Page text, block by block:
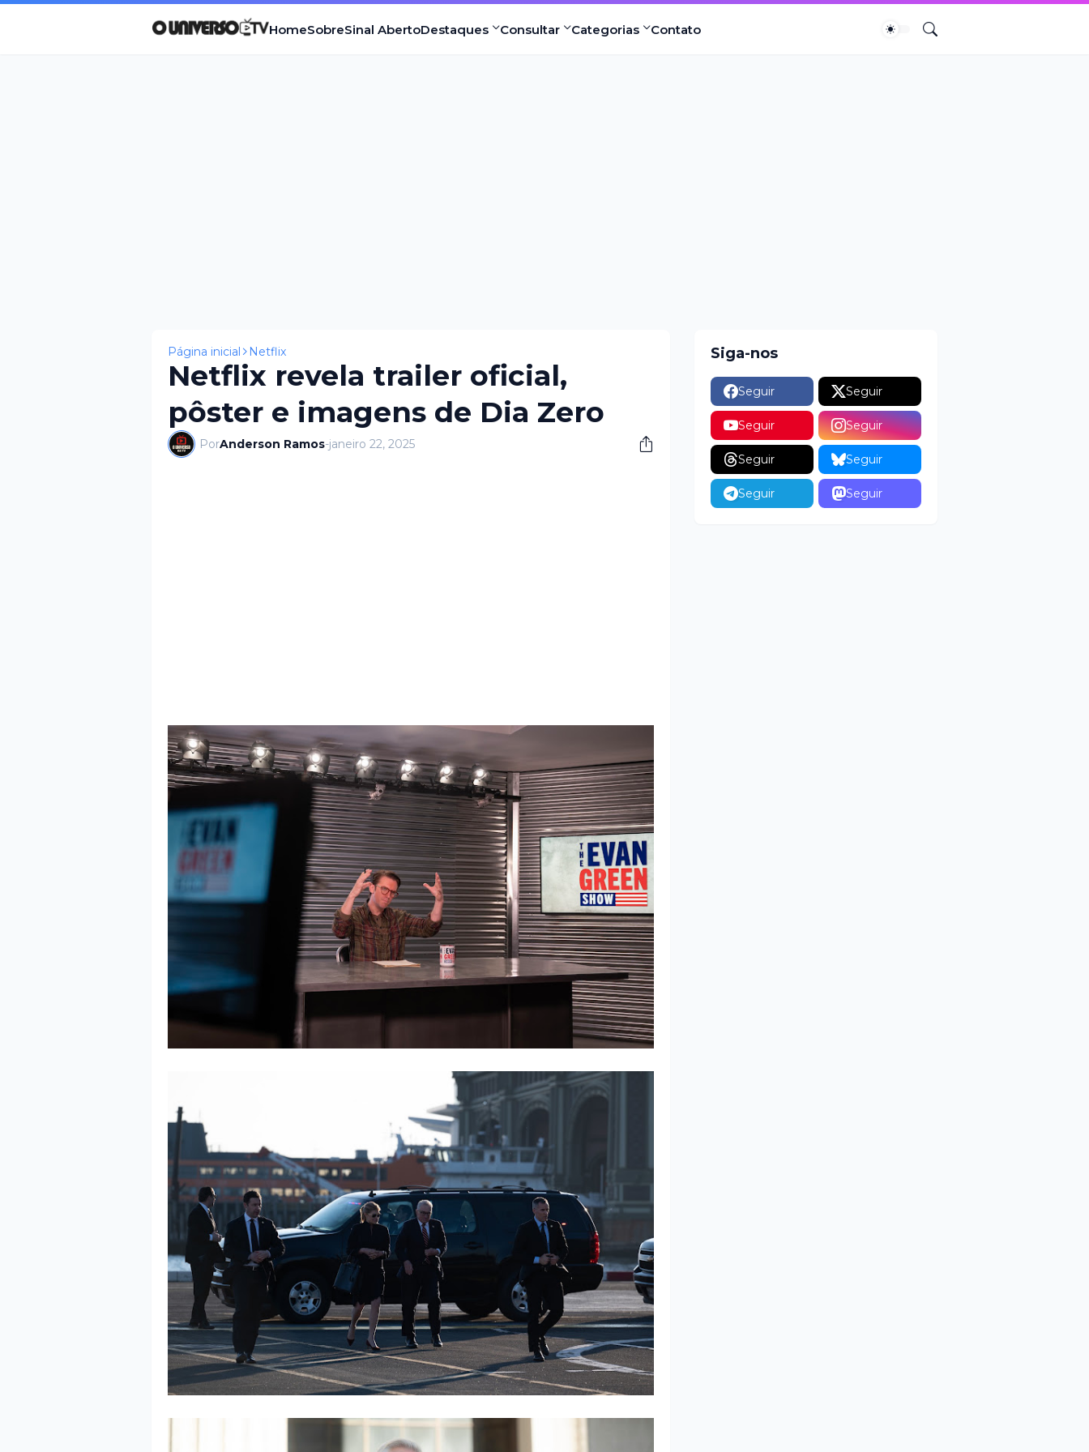
HomeSobreSinal AbertoDestaques Consultar Categorias Contato
Página inicial Netflix
Netflix revela trailer oficial,
pôster e imagens de Dia Zero
PorAnderson Ramos-janeiro 22, 2025
Siga-nos
Seguir Seguir
Seguir Seguir
Seguir Seguir
Seguir Seguir